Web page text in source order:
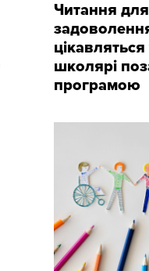
Читання для
цікавляться
школярі
програмою